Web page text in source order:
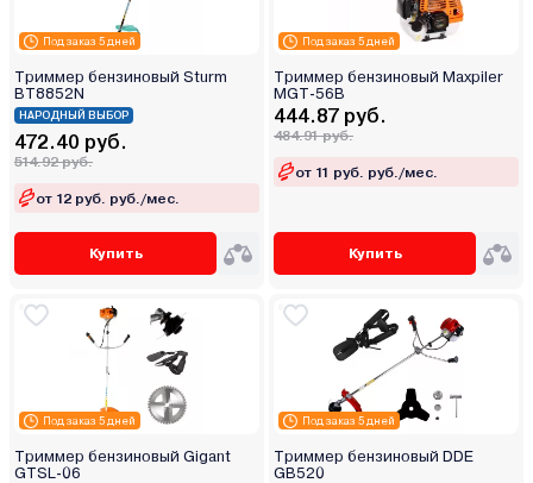
Под заказ 5 дней
Триммер бензиновый Sturm
BT8852N
НАРОДНЫЙ ВЫБОР
472.40 руб.
514.92 руб.
от 12 руб. руб./мес.
Купить
Под заказ 5 дней
Триммер бензиновый Maxpiler
MGT-56B
444.87 руб.
484.91 руб.
от 11 руб. руб./мес.
Купить
Под заказ 5 дней
Триммер бензиновый Gigant
GTSL-06
Под заказ 5 дней
Триммер бензиновый DDE
GB520